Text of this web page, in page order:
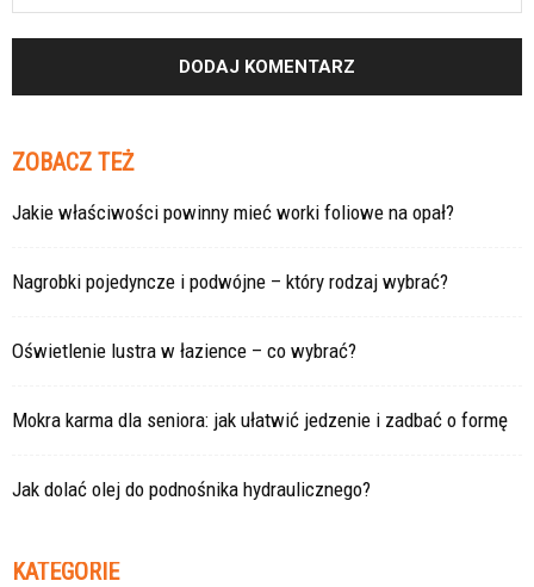
ZOBACZ TEŻ
Jakie właściwości powinny mieć worki foliowe na opał?
Nagrobki pojedyncze i podwójne – który rodzaj wybrać?
Oświetlenie lustra w łazience – co wybrać?
Mokra karma dla seniora: jak ułatwić jedzenie i zadbać o formę
Jak dolać olej do podnośnika hydraulicznego?
KATEGORIE